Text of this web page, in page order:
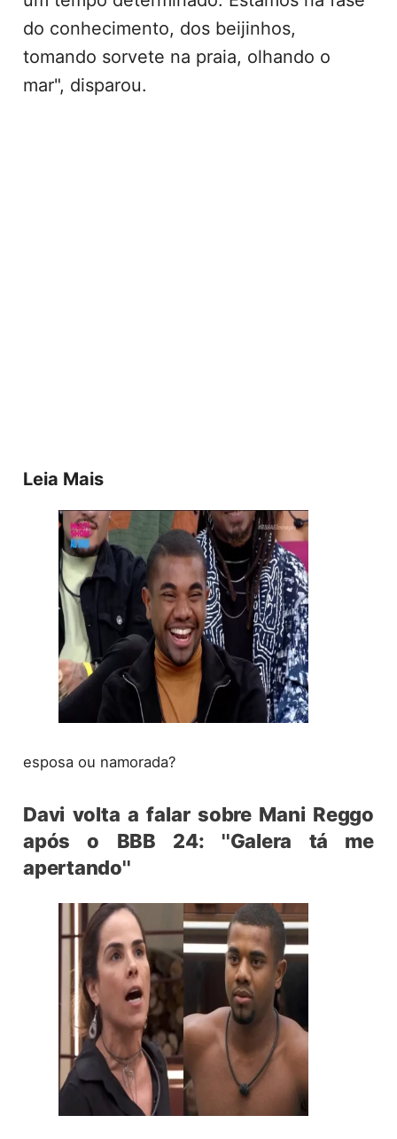
do conhecimento, dos beijinhos,
tomando sorvete na praia, olhando o
mar", disparou.
Leia Mais
esposa ou namorada?
Davi volta a falar sobre Mani Reggo
após o BBB 24: ''Galera tá me
apertando''